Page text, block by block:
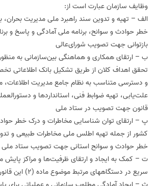
وظایف سازمان عبارت است از:
الف – تهیه و تدوین سند راهبرد ملی مدیریت
خطر حوادث و سوانح، برنامه ملی آمادگی و پاسخ و
بازتوانی جهت تصویب شورای‌عالی
ب – ارتقای همکاری و هماهنگی‌ بین‌سازمانی به
تحقق اهداف کلان از طریق تشکیل بانک اطلاعاتی
و دسترسی متناسب به نظام جامع مدیریت اطلاعات،
علت‌یابی، تهیه ضوابط فنی، استانداردها و
قانون جهت تصویب در ستاد ملی
پ – ارتقای توان شناسایی مخاطرات و درک خطر
کشور از جمله تهیه اطلس ملی مخاطرات طبیعی و
خطر حوادث و سوانح استانی جهت تصویب ستاد ملی
ت – کمک به ایجاد و ارتقای ظرفیت‌ها و مراکز پایش
سریع در دستگاههای مرتبط موضوع ماده (2) این قانون